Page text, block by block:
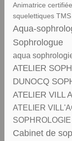
Animatrice
squelettiques
Aqua-
Sophrologue
aqua
ATELIER
DUNOCQ
ATELIER VILL
ATELIER
SOPHROLOGIE
Cabinet de